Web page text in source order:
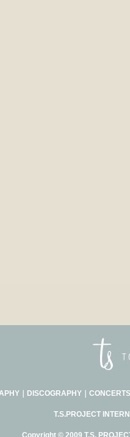
｜ DISCOGRAPHY｜
T.S.PROJECT
Copyright © 2009 T.S.